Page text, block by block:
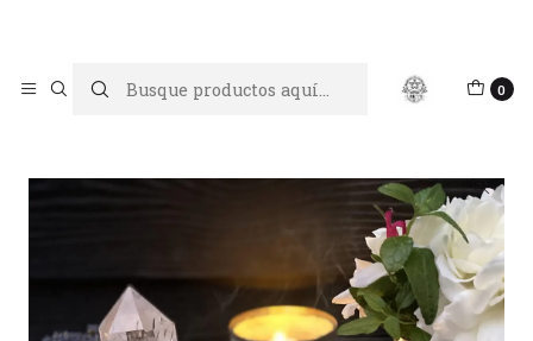
0
Inicio Joyas y Péndulos Péndulo Osiris